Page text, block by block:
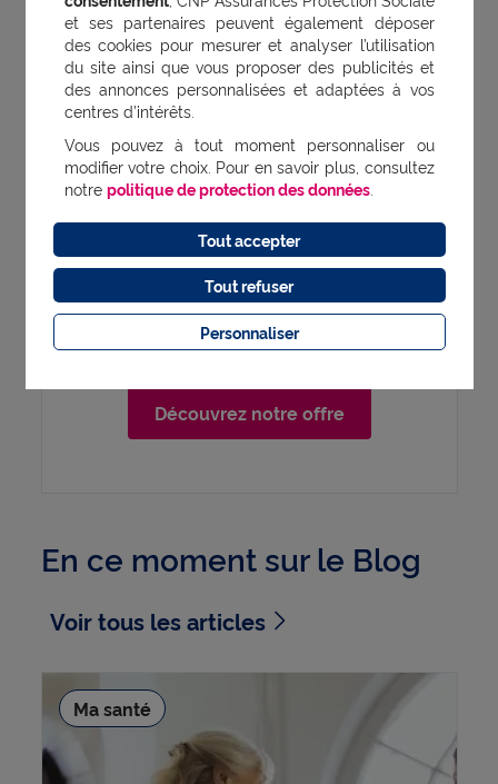
Une complémentaire santé
qui prend soin de vous
Santé senior, c’est LA complémentaire
santé qui s’adapte à vos besoins en
Découvrez notre offre
En ce moment sur le Blog
Voir tous les articles
Ma santé
et ses partenaires peuvent également déposer
des cookies pour mesurer et analyser l’utilisation
du site ainsi que vous proposer des publicités et
des annonces personnalisées et adaptées à vos
centres d’intérêts.
Vous pouvez à tout moment personnaliser ou
modifier votre choix. Pour en savoir plus, consultez
notre politique de protection des données.
Personnaliser
Tout refuser
Tout accepter